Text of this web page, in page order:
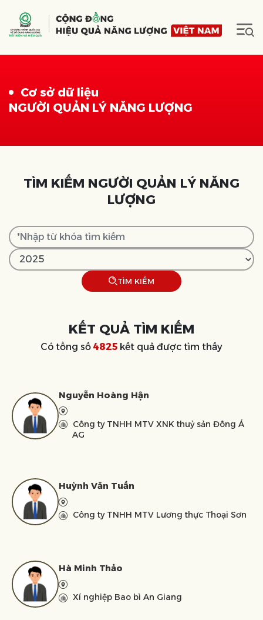
Cơ sở dữ liệu
NGƯỜI QUẢN LÝ NĂNG LƯỢNG
TÌM KIẾM NGƯỜI QUẢN LÝ NĂNG
LƯỢNG
TÌM KIẾM
KẾT QUẢ TÌM KIẾM
Có tổng số 4825 kết quả được tìm thấy
Nguyễn Hoàng Hận
Công ty TNHH MTV XNK thuỷ sản Đông Á
AG
Huỳnh Văn Tuấn
Công ty TNHH MTV Lương thực Thoại Sơn
Hà Minh Thảo
Xí nghiệp Bao bì An Giang